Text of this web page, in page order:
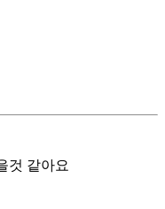
것 같아요